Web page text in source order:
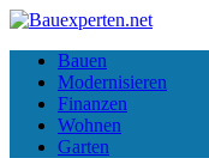
Bauen
Modernisieren
Finanzen
Wohnen
Garten